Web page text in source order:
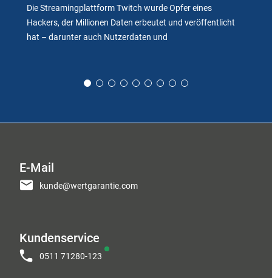
Die Streamingplattform Twitch wurde Opfer eines
Hackers, der Millionen Daten erbeutet und veröffentlicht
hat – darunter auch Nutzerdaten und
E-Mail
kunde@wertgarantie.com
Kundenservice
0511 71280-123